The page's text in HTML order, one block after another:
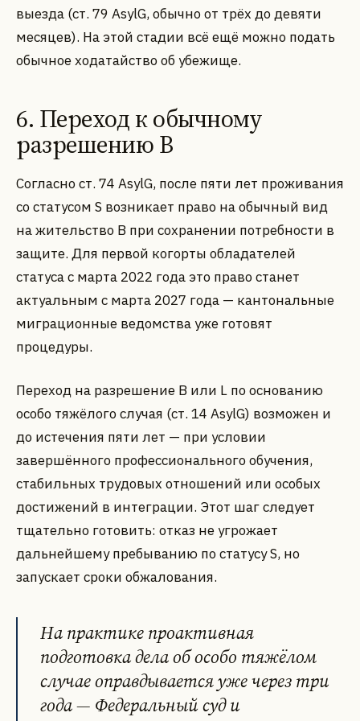
выезда (ст. 79 AsylG, обычно от трёх до девяти
месяцев). На этой стадии всё ещё можно подать
обычное ходатайство об убежище.
6. Переход к обычному
разрешению B
Согласно ст. 74 AsylG, после пяти лет проживания
со статусом S возникает право на обычный вид
на жительство B при сохранении потребности в
защите. Для первой когорты обладателей
статуса с марта 2022 года это право станет
актуальным с марта 2027 года — кантональные
миграционные ведомства уже готовят
процедуры.
Переход на разрешение B или L по основанию
особо тяжёлого случая (ст. 14 AsylG) возможен и
до истечения пяти лет — при условии
завершённого профессионального обучения,
стабильных трудовых отношений или особых
достижений в интеграции. Этот шаг следует
тщательно готовить: отказ не угрожает
дальнейшему пребыванию по статусу S, но
запускает сроки обжалования.
На практике проактивная
подготовка дела об особо тяжёлом
случае оправдывается уже через три
года — Федеральный суд и